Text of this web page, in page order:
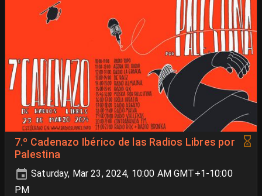
7.º Cadenazo Ibérico de las Radios Libres por
Palestina
Saturday, Mar 23, 2024, 10:00 AM GMT+1-10:00
PM